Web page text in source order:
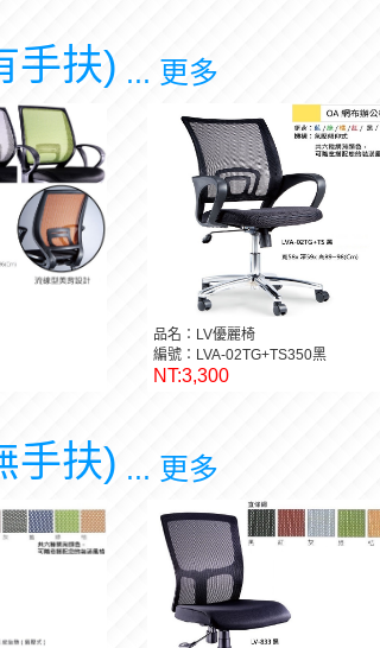
手扶) ... 更多
品名：LV優麗椅
編號：LVA-02TG+TS350黑
NT:3,300
手扶) ... 更多